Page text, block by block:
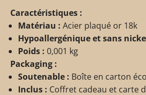
Caractéristiques :
Matériau : Acier plaqué or 18k
Hypoallergénique et sans
Poids : 0,001 kg
Packaging :
Soutenable : Boîte en carton
Inclus : Coffret cadeau et carte